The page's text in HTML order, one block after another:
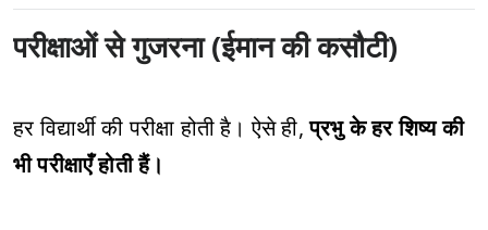
परीक्षाओं से गुजरना (ईमान की कसौटी)
हर विद्यार्थी की परीक्षा होती है। ऐसे ही,प्रभु के हर शिष्य की
भी परीक्षाएँ होती हैं।